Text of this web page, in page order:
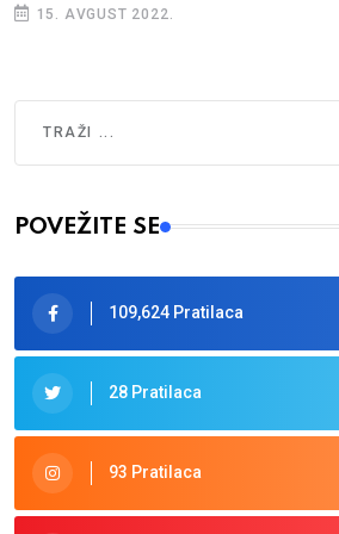
15. AVGUST 2022.
Type 2 or more characters for results.
POVEŽITE SE
109,624 Pratilaca
28 Pratilaca
93 Pratilaca